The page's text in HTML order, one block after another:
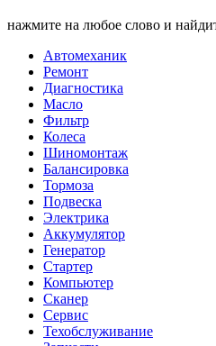
нажмите на любое слово и
Автомеханик
Ремонт
Диагностика
Масло
Фильтр
Колеса
Шиномонтаж
Балансировка
Тормоза
Подвеска
Электрика
Аккумулятор
Генератор
Стартер
Компьютер
Сканер
Сервис
Техобслуживание